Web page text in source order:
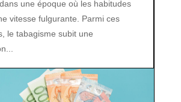
une époque où les habitudes
vitesse fulgurante. Parmi ces
le tabagisme subit une